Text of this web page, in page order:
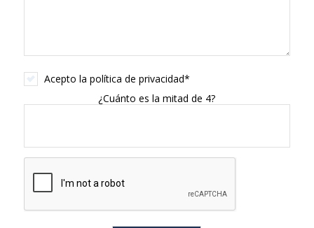
Acepto la política de privacidad*
¿Cuánto es la mitad de 4?